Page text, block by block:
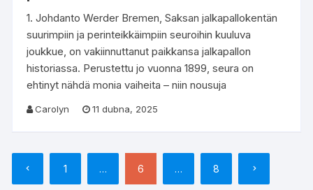
1. Johdanto Werder Bremen, Saksan jalkapallokentän
suurimpiin ja perinteikkäimpiin seuroihin kuuluva
joukkue, on vakiinnuttanut paikkansa jalkapallon
historiassa. Perustettu jo vuonna 1899, seura on
ehtinyt nähdä monia vaiheita – niin nousuja
Carolyn 11 dubna, 2025
Stránkování
příspěvků
1 … 6 … 8